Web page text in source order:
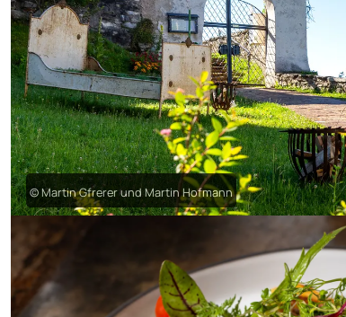
© Martin Gfrerer und Martin Hofmann